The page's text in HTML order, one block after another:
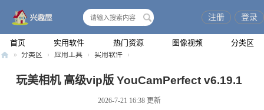
首页 实用软件 热门资源 图像视频 分类区
注册 登录
» 分类区 › 应用工具 › 实用软件 ›
玩美相机 高级vip版 YouCamPerfect v6.19.1
2026-7-21 16:38 更新